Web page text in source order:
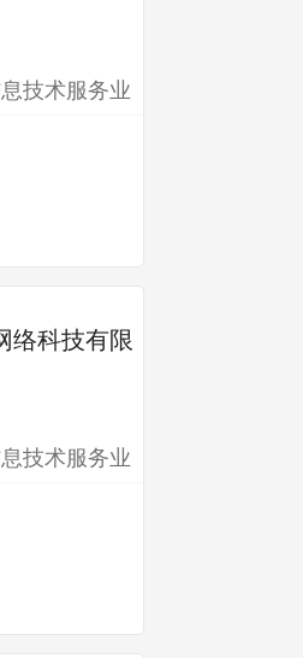
技术服务业
络科技有限
技术服务业